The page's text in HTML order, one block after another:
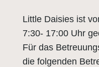
Little Daisies ist
7:30- 17:00 Uhr
Für das
die folgenden